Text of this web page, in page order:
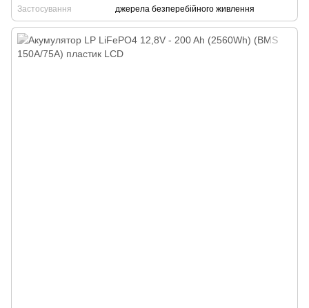
Застосування
джерела безперебійного живлення